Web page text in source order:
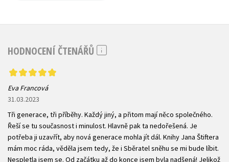
HODNOCENÍ ČTENÁŘŮ
Eva Francová
31.03.2023
Tři generace, tři příběhy. Každý jiný, a přitom mají něco společného.
Řeší se tu současnost i minulost. Hlavně pak ta nedořešená. Je
potřeba ji uzavřít, aby nová generace mohla jít dál. Knihy Jana Štiftera
mám moc ráda, věděla jsem tedy, že i Sběratel sněhu se mi bude líbit.
Nespletla jsem se. Od začátku až do konce jsem byla nadšená! Jelikož